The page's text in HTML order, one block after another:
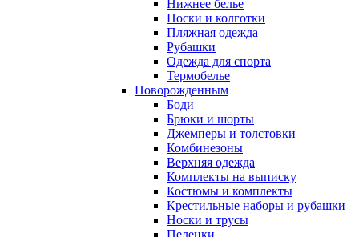
Нижнее белье
Носки и колготки
Пляжная одежда
Рубашки
Одежда для спорта
Термобелье
Новорожденным
Боди
Брюки и шорты
Джемперы и толстовки
Комбинезоны
Верхняя одежда
Комплекты на выписку
Костюмы и комплекты
Крестильные наборы и рубашки
Носки и трусы
Пеленки